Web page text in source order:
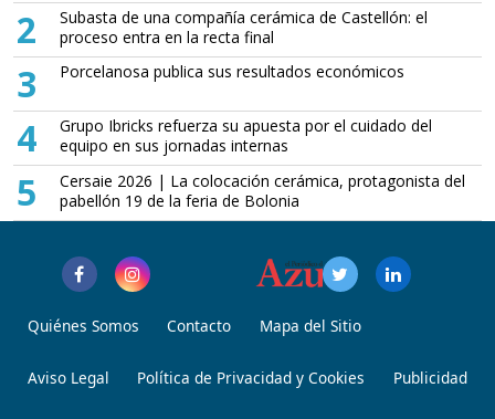
2
Subasta de una compañía cerámica de Castellón: el
proceso entra en la recta final
3 Porcelanosa publica sus resultados económicos
4
Grupo Ibricks refuerza su apuesta por el cuidado del
equipo en sus jornadas internas
5
Cersaie 2026 | La colocación cerámica, protagonista del
pabellón 19 de la feria de Bolonia
Quiénes Somos Contacto Mapa del Sitio
Aviso Legal Política de Privacidad y Cookies Publicidad